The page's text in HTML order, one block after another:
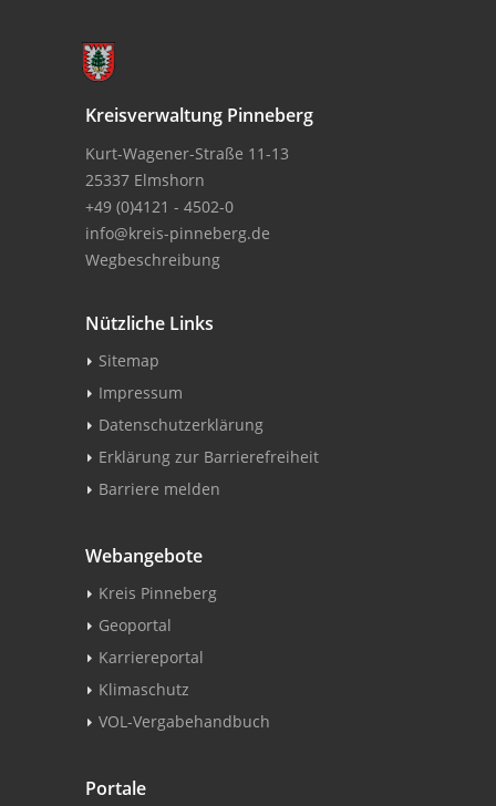
Kreisverwaltung Pinneberg
Kurt-Wagener-Straße 11-13
25337 Elmshorn
+49 (0)4121 - 4502-0
info@kreis-pinneberg.de
Wegbeschreibung
Nützliche Links
Sitemap
Impressum
Datenschutzerklärung
Erklärung zur Barrierefreiheit
Barriere melden
Webangebote
Kreis Pinneberg
Geoportal
Karriereportal
Klimaschutz
VOL-Vergabehandbuch
Portale